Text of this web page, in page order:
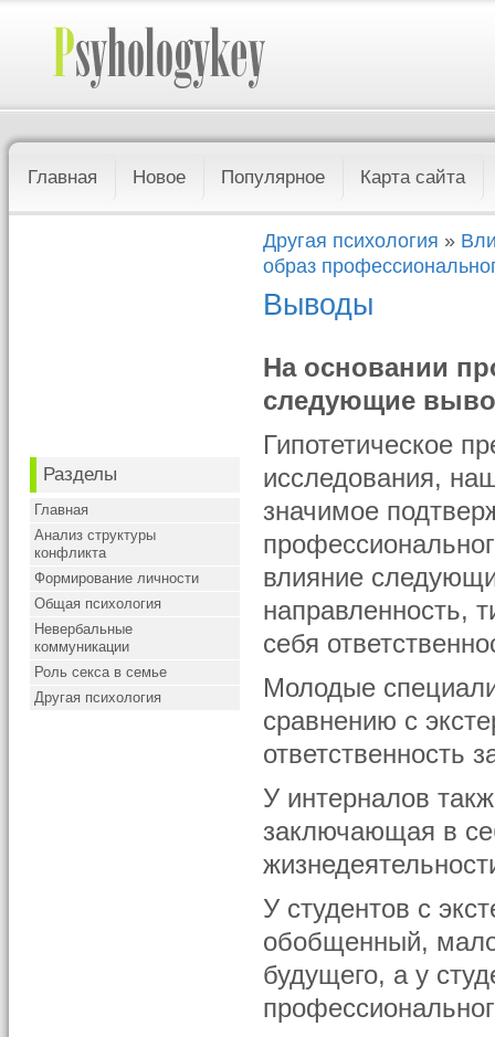
Главная Новое Популярное Карта сайта
Разделы
Главная
Анализ структуры
конфликта
Формирование личности
Общая психология
Невербальные
коммуникации
Роль секса в семье
Другая психология
Другая психология »
образ
Выводы
На основании
следующие
Гипотетическое
исследования,
значимое
влияние
направленность,
себя
Молодые
сравнению с
ответственность
У интерналов
заключающая в
У студентов с
обобщенный,
будущего, а у